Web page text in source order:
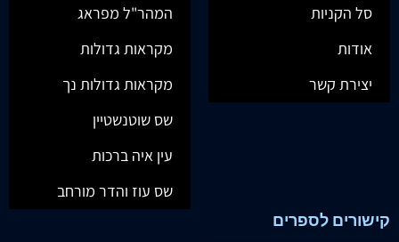
סל הקניות
אודות
יצירת קשר
המהר"ל מפראג
מקראות גדולות
מקראות גדולות נך
שס שוטנשטיין
עין איה ברכות
שס עוז והדר מורחב
קישורים לספרים